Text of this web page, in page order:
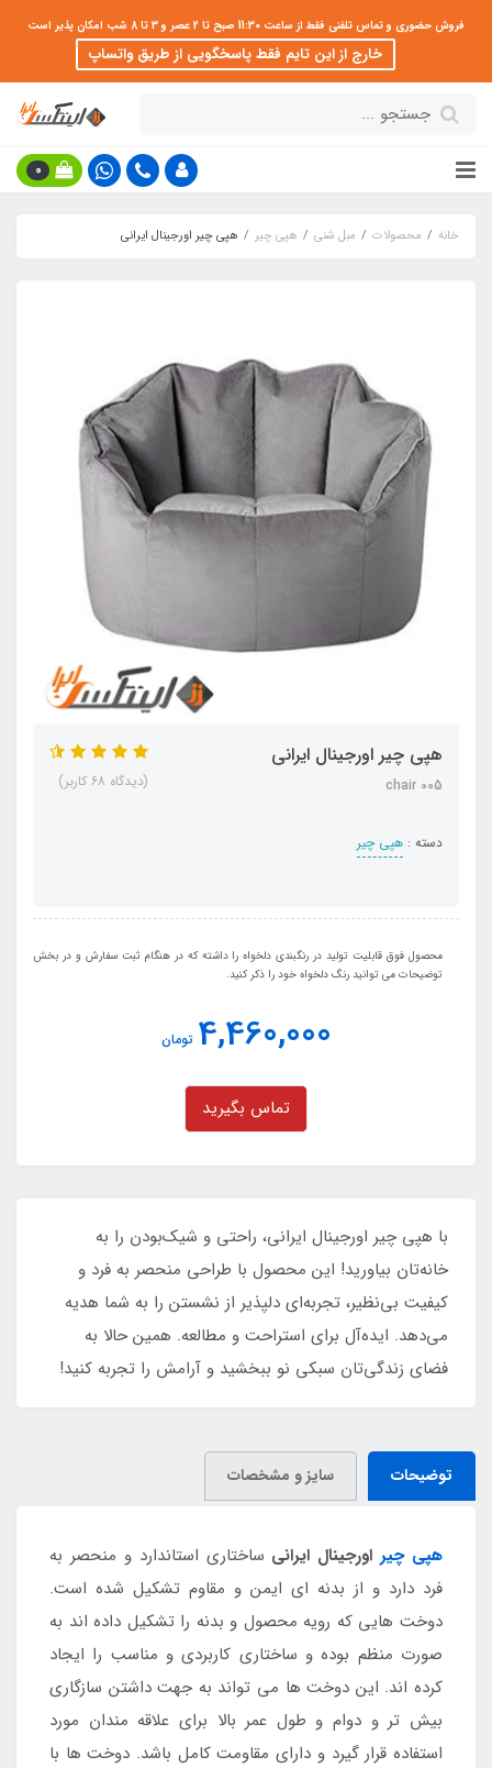
فروش حضوری و تماس تلفنی فقط از ساعت 11:30 صبح تا 2 عصر و 3 تا 8 شب امکان پذیر است
خارج از این تایم فقط پاسخگویی از طریق واتساپ
0
خانه محصولات مبل شنی هپی چیر هپی چیر اورجینال ایرانی
هپی چیر اورجینال ایرانی
chair 005
دسته : هپی چیر
(دیدگاه 68 کاربر)
محصول فوق قابلیت تولید در رنگبندی دلخواه را داشته که در هنگام ثبت سفارش و در بخش
توضیحات می توانید رنگ دلخواه خود را ذکر کنید.
4,460,000 تومان
تماس بگیرید
با هپی چیر اورجینال ایرانی، راحتی و شیک‌بودن را به
خانه‌تان بیاورید! این محصول با طراحی منحصر به فرد و
کیفیت بی‌نظیر، تجربه‌ای دلپذیر از نشستن را به شما هدیه
می‌دهد. ایده‌آل برای استراحت و مطالعه. همین حالا به
فضای زندگی‌تان سبکی نو ببخشید و آرامش را تجربه کنید!
توضیحات سایز و مشخصات
هپی چیراورجینال ایرانی ساختاری استاندارد و منحصر به
فرد دارد و از بدنه ای ایمن و مقاوم تشکیل شده است.
دوخت هایی که رویه محصول و بدنه را تشکیل داده اند به
صورت منظم بوده و ساختاری کاربردی و مناسب را ایجاد
کرده اند. این دوخت ها می تواند به جهت داشتن سازگاری
بیش تر و دوام و طول عمر بالا برای علاقه مندان مورد
استفاده قرار گیرد و دارای مقاومت کامل باشد. دوخت ها با